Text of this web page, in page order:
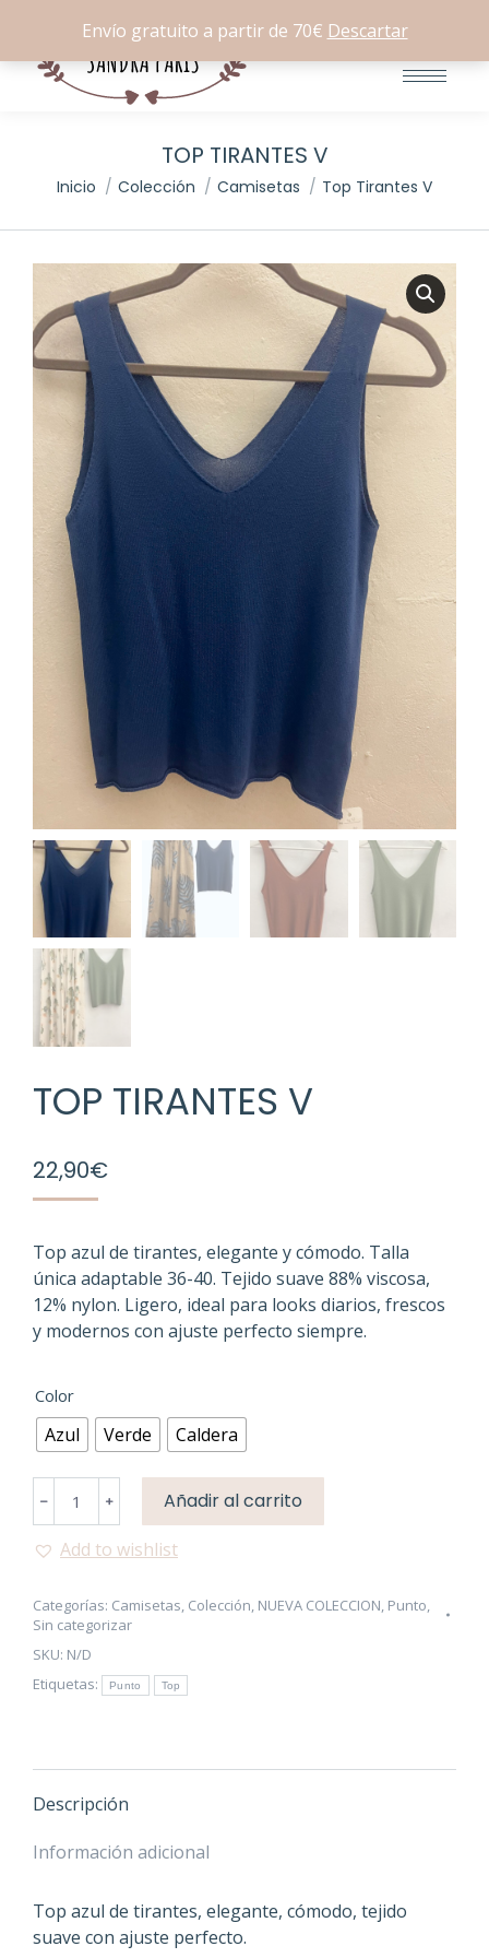
Envío gratuito a partir de 70€ Descartar
TOP TIRANTES V
Estás aquí:
Inicio Colección Camisetas Top Tirantes V
TOP TIRANTES V
22,90€
Top azul de tirantes, elegante y cómodo. Talla
única adaptable 36-40. Tejido suave 88% viscosa,
12% nylon. Ligero, ideal para looks diarios, frescos
y modernos con ajuste perfecto siempre.
Color
Azul Verde Caldera
Tirantes
V
﹣ ﹢ Añadir al carrito
Add to wishlist
Categorías: Camisetas, Colección, NUEVA COLECCION, Punto,
Sin categorizar
SKU: N/D
Etiquetas:
Punto Top
Descripción
Información adicional
Top azul de tirantes, elegante, cómodo, tejido
suave con ajuste perfecto.